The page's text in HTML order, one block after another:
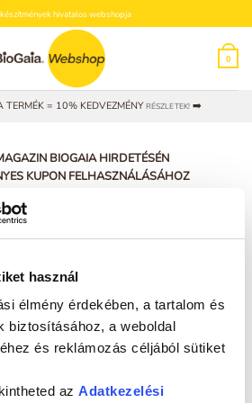
használ
élmény érdekében, a tartalom és
biztosításához, a weboldal
és reklámozás céljából sütiket
azAdatkezelési
hivatalos webshopja
0
TERMÉK = 10% KEDVEZMÉNYRÉSZLETEK! ➡️
BIOGAIA HIRDETÉSÉN
KUPON FELHASZNÁLÁSÁHOZ
BioGaia Baby és a BioGaia Baby + D-vitamin
patika.biogaia.hu
belül a kedvezmény csak 1 db
Baby + D-vitamin termékre érvényes.
során, a rendelés véglegesítése előtt
véglegesítését követően, illetve
A kupon érvényesítése a
adatok véglegesítése során a